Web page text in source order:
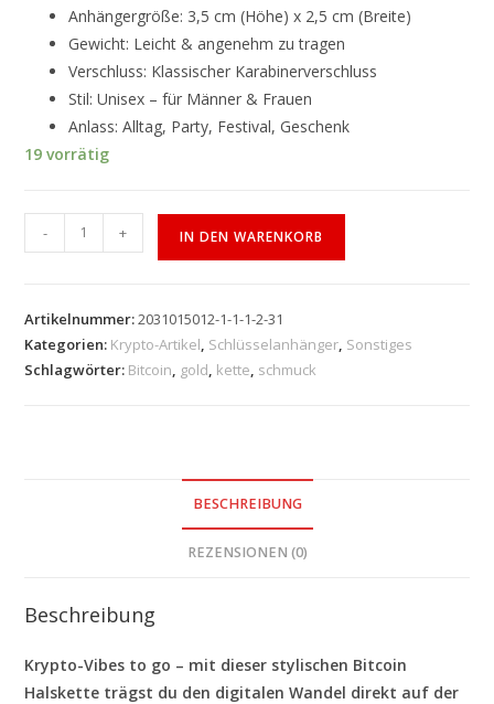
Anhängergröße: 3,5 cm (Höhe) x 2,5 cm (Breite)
Gewicht: Leicht & angenehm zu tragen
Verschluss: Klassischer Karabinerverschluss
Stil: Unisex – für Männer & Frauen
Anlass: Alltag, Party, Festival, Geschenk
19 vorrätig
- + IN DEN WARENKORB
Artikelnummer:2031015012-1-1-1-2-31
Kategorien: Krypto-Artikel, Schlüsselanhänger, Sonstiges
Schlagwörter: Bitcoin, gold, kette, schmuck
BESCHREIBUNG
REZENSIONEN (0)
Beschreibung
Krypto-Vibes to go – mit dieser stylischen Bitcoin
Halskette trägst du den digitalen Wandel direkt auf der